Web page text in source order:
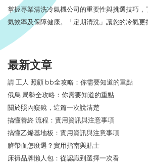
掌握專業清洗冷氣機公司的重要性與挑選技巧
氣效率及保障健康。「定期清洗」讓您的冷氣更
最新文章
請 工人 照顧 bb全攻略：你需要知道的重點
俄烏 局勢全攻略：你需要知道的重點
關於照內窺鏡，這篇一次說清楚
搞懂善終 流程：實用資訊與注意事項
搞懂乙烯基地板：實用資訊與注意事項
臍帶血怎麼選？實用指南與貼士
床褥品牌懶人包：從認識到選擇一次看